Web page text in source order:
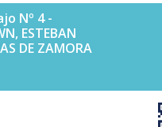
Nº 4 -
ESTEBAN
DE ZAMORA